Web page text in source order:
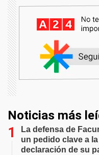
Noticias más
La defensa de
un pedido clave a
declaración de su